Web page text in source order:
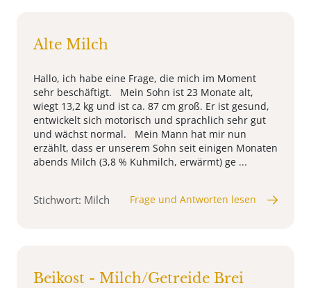
Alte Milch
Hallo, ich habe eine Frage, die mich im Moment
sehr beschäftigt. Mein Sohn ist 23 Monate alt,
wiegt 13,2 kg und ist ca. 87 cm groß. Er ist gesund,
entwickelt sich motorisch und sprachlich sehr gut
und wächst normal. Mein Mann hat mir nun
erzählt, dass er unserem Sohn seit einigen Monaten
abends Milch (3,8 % Kuhmilch, erwärmt) ge ...
Stichwort: Milch Frage und Antworten lesen
Beikost - Milch/Getreide Brei